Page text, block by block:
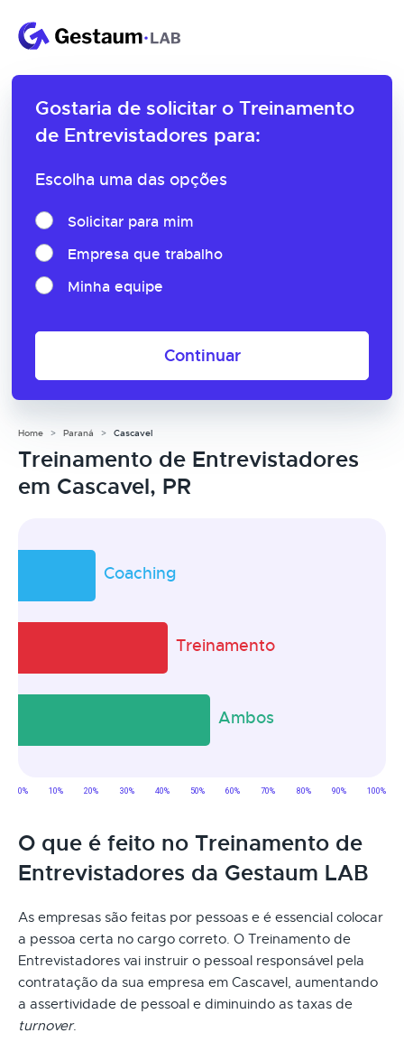
Gostaria de solicitar o Treinamento
de Entrevistadores para:
Escolha uma das opções
Solicitar para mim
Empresa que trabalho
Minha equipe
Continuar
Home Paraná Cascavel
Treinamento de Entrevistadores
em Cascavel, PR
O que é feito no Treinamento de
Entrevistadores da Gestaum LAB
As empresas são feitas por pessoas e é essencial colocar
a pessoa certa no cargo correto. O Treinamento de
Entrevistadores vai instruir o pessoal responsável pela
contratação da sua empresa em Cascavel, aumentando
a assertividade de pessoal e diminuindo as taxas de
turnover.